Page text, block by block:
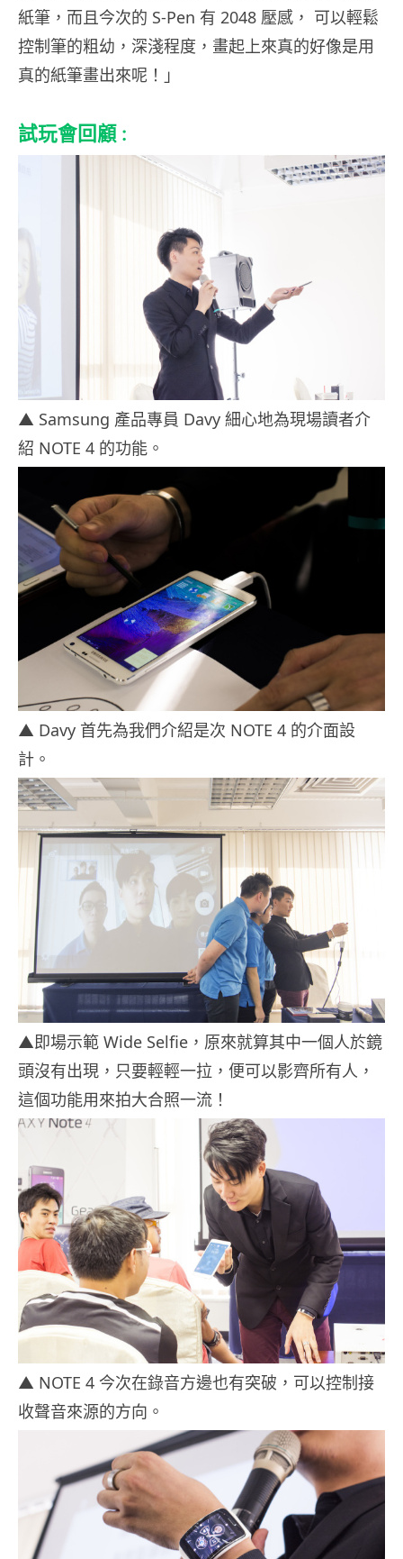
紙筆，而且今次的 S-Pen 有 2048 壓感， 可以輕鬆
控制筆的粗幼，深淺程度，畫起上來真的好像是用
真的紙筆畫出來呢！」
試玩會回顧 :
▲ Samsung 產品專員 Davy 細心地為現場讀者介
紹 NOTE 4 的功能。
▲ Davy 首先為我們介紹是次 NOTE 4 的介面設
計。
▲即場示範 Wide Selfie，原來就算其中一個人於鏡
頭沒有出現，只要輕輕一拉，便可以影齊所有人，
這個功能用來拍大合照一流！
▲ NOTE 4 今次在錄音方邊也有突破，可以控制接
收聲音來源的方向。